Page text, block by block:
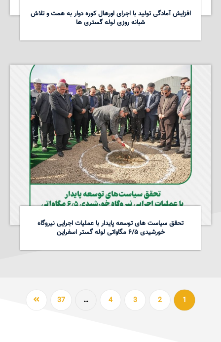
افزایش آمادگی تولید با اجرای اورهال کوره دوار به همت و تلاش
شبانه روزی لوله گستری ها
تحقق سیاست های توسعه پایدار با عملیات اجرایی نیروگاه
خورشیدی ۶/۵ مگاواتی لوله گستر اسفراین
1
2
3
4
…
37